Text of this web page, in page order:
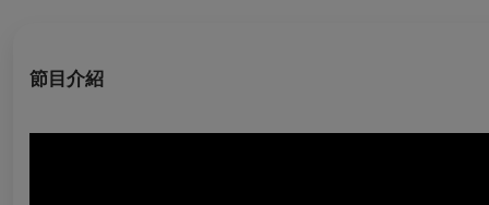
節目介紹